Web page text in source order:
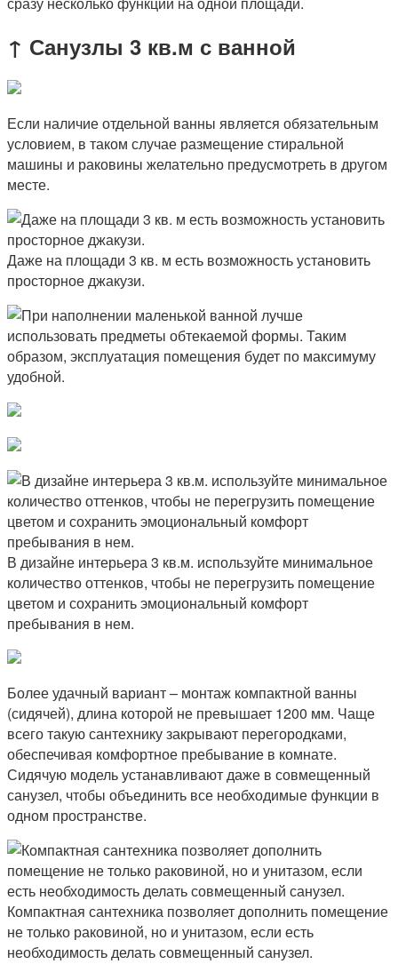
↑ Санузлы 3 кв.м с ванной
Если наличие отдельной ванны является обязательным
условием, в таком случае размещение стиральной
машины и раковины желательно предусмотреть в другом
месте.
Даже на площади 3 кв. м есть возможность установить
просторное джакузи.
В дизайне интерьера 3 кв.м. используйте минимальное
количество оттенков, чтобы не перегрузить помещение
цветом и сохранить эмоциональный комфорт
пребывания в нем.
Более удачный вариант – монтаж компактной ванны
(сидячей), длина которой не превышает 1200 мм. Чаще
всего такую сантехнику закрывают перегородками,
обеспечивая комфортное пребывание в комнате.
Сидячую модель устанавливают даже в совмещенный
санузел, чтобы объединить все необходимые функции в
одном пространстве.
Компактная сантехника позволяет дополнить помещение
не только раковиной, но и унитазом, если есть
необходимость делать совмещенный санузел.